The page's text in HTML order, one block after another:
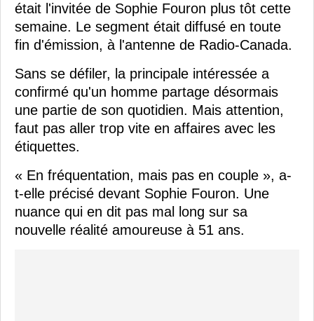
était l'invitée de Sophie Fouron plus tôt cette
semaine. Le segment était diffusé en toute
fin d'émission, à l'antenne de Radio-Canada.
Sans se défiler, la principale intéressée a
confirmé qu'un homme partage désormais
une partie de son quotidien. Mais attention,
faut pas aller trop vite en affaires avec les
étiquettes.
« En fréquentation, mais pas en couple », a-
t-elle précisé devant Sophie Fouron. Une
nuance qui en dit pas mal long sur sa
nouvelle réalité amoureuse à 51 ans.